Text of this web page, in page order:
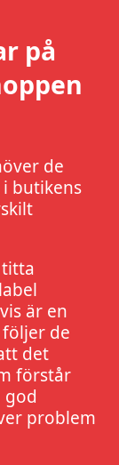
på
de
butikens
är en
de
det
förstår
god
problem